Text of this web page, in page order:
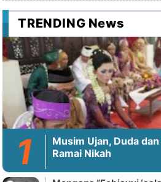
TRENDING News
Musim Ujan, Duda
Ramai Nikah